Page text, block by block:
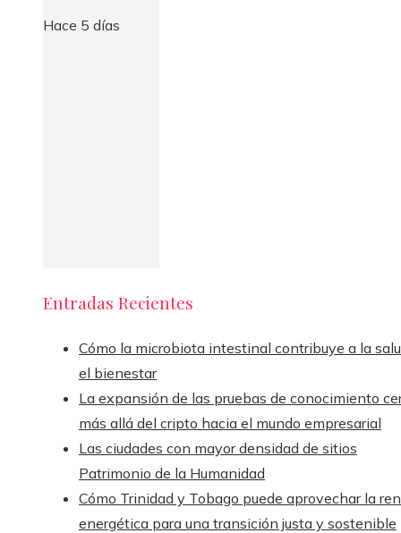
Hace 5 días
Entradas Recientes
Cómo la microbiota intestinal contribuye a la
el bienestar
La expansión de las pruebas de conocimiento
más allá del cripto hacia el mundo empresarial
Las ciudades con mayor densidad de sitios
Patrimonio de la Humanidad
Cómo Trinidad y Tobago puede aprovechar la
energética para una transición justa y sostenible